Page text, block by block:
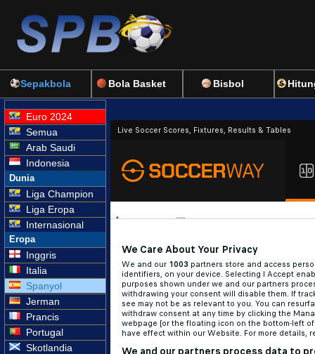
Sepakbola Bola Basket Bisbol
Euro 2024
Semua
Arab Saudi
Indonesia
Dunia
Liga Champion
Liga Eropa
Internasional
Eropa
Inggris
Italia
Spanyol
Jerman
Prancis
Portugal
Skotlandia